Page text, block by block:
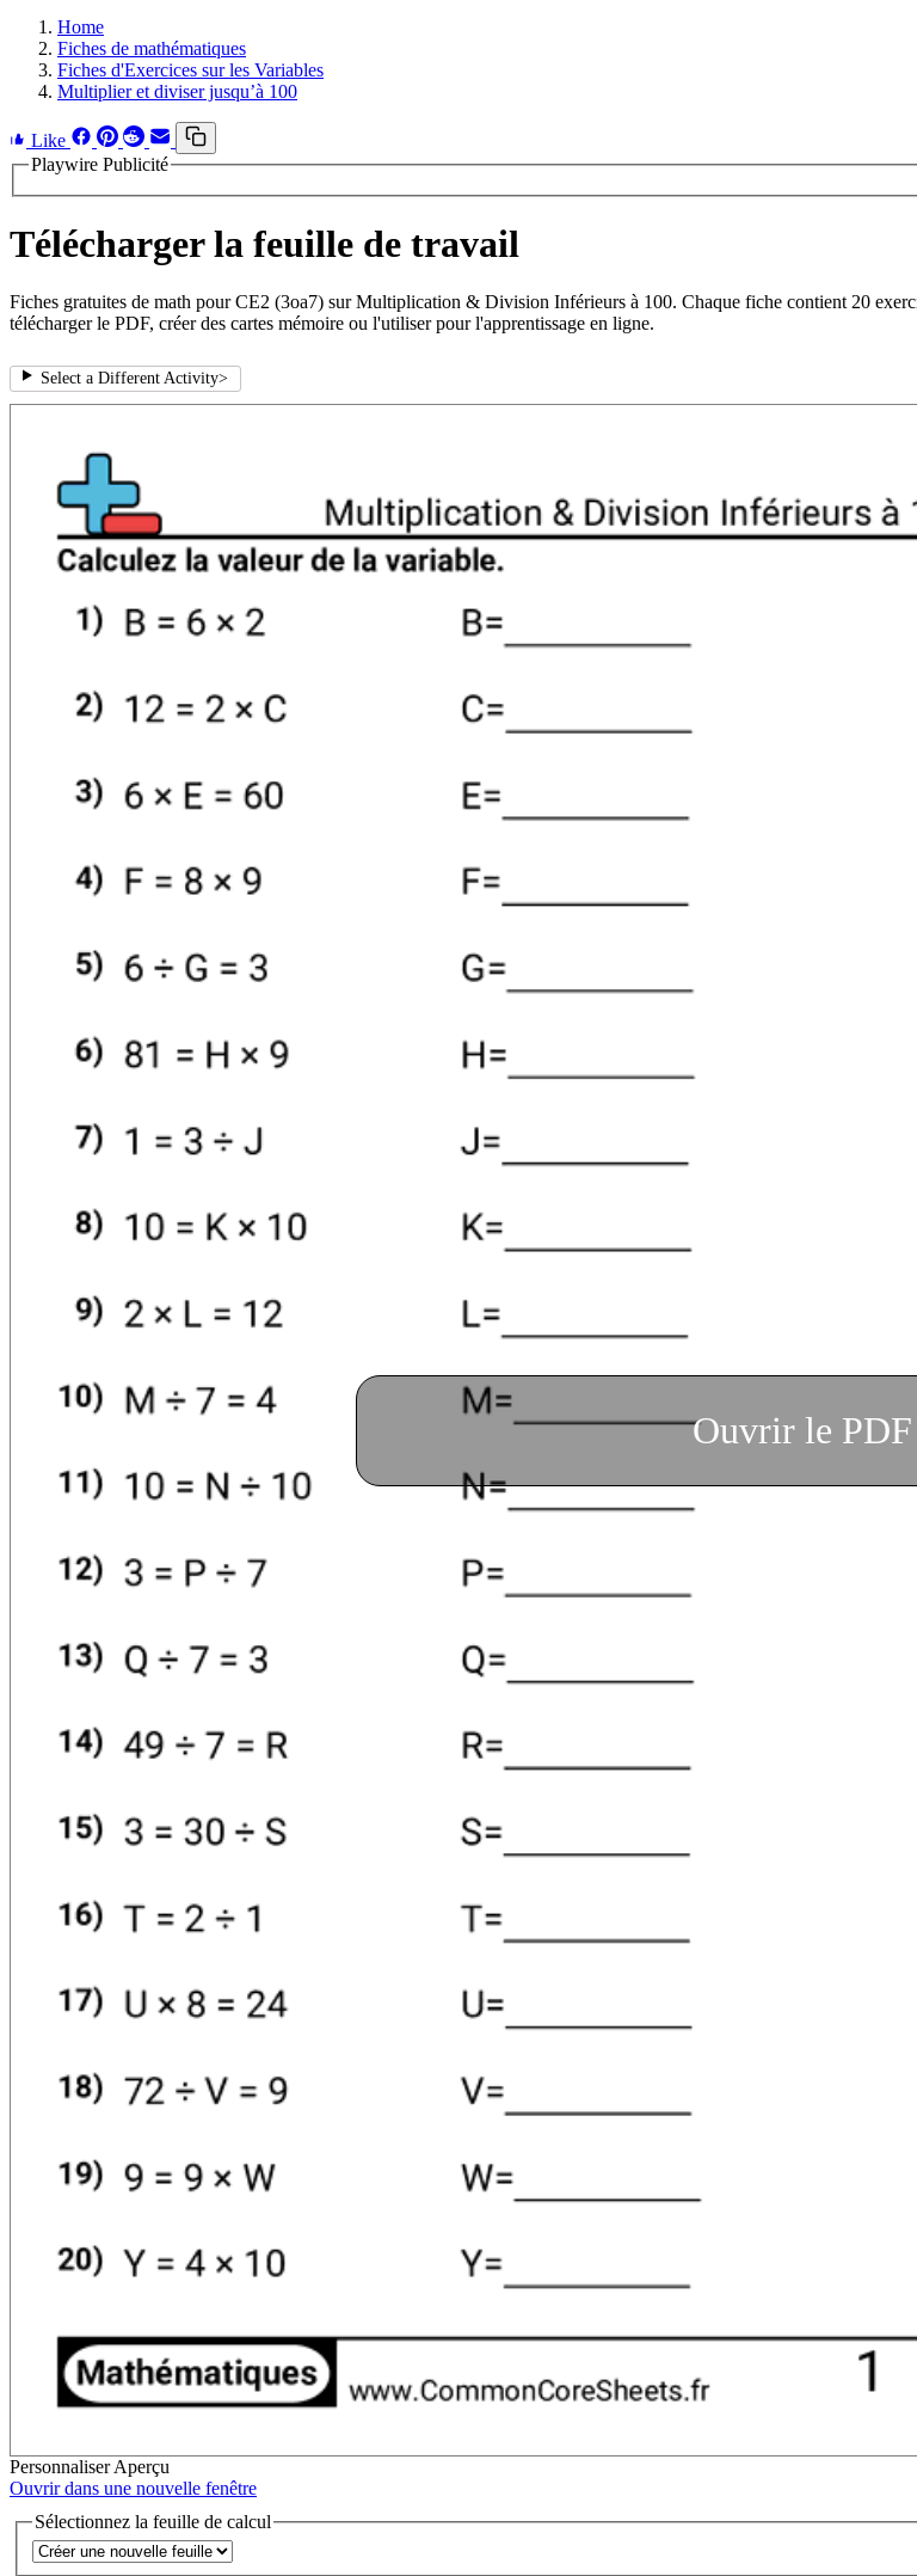
Home
Fiches de mathématiques
Fiches d'Exercices sur les Variables
Multiplier et diviser jusqu’à 100
Like
Playwire Publicité
Télécharger la feuille de travail
Fiches gratuites de math pour CE2 (3oa7) sur Multiplication & Division Inférieurs à 100. Chaque fiche contient 20
télécharger le PDF, créer des cartes mémoire ou l'utiliser pour l'apprentissage en ligne.
Select a Different Activity>
Ouvrir le PDF
PersonnaliserAperçu
Ouvrir dans une nouvelle fenêtre
Sélectionnez la feuille de calcul